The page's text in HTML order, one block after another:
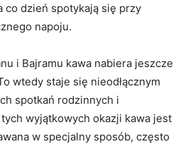
co dzień spotykają się ⁤przy
napoju.
i Bajramu kawa nabiera jeszcze
wtedy staje się nieodłącznym
spotkań rodzinnych i
wyjątkowych ⁢okazji kawa jest
w specjalny ‍sposób, ⁢często